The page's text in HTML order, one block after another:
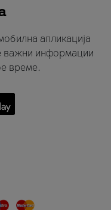
апликација
важни информации
време.